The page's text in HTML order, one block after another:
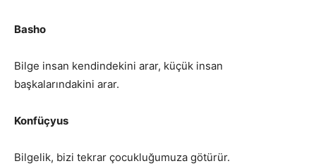
Basho
Bilge insan kendindekini arar, küçük insan
başkalarındakini arar.
Konfüçyus
Bilgelik, bizi tekrar çocukluğumuza götürür.